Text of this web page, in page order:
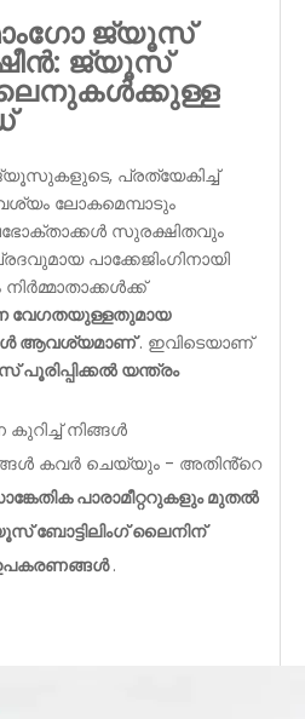
മാംഗോ ജ്യൂസ്
ജ്യൂസ്
ലൈനുകൾക്കുള്ള
പ്രത്യേകിച്ച്
ലോകമെമ്പാടും
സുരക്ഷിതവും
പാക്കേജിംഗിനായി
വേഗതയുള്ളതുമായ
ആവശ്യമാണ്. ഇവിടെയാണ്
പൂരിപ്പിക്കൽ യന്ത്രം
നിങ്ങൾ
കവർ ചെയ്യും - അതിൻ്റെ
പാരാമീറ്ററുകളും മുതൽ
ബോട്ടിലിംഗ് ലൈനിന്
.